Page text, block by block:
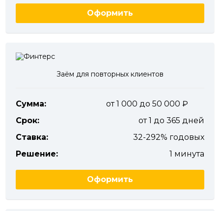
Оформить
Заём для повторных клиентов
Сумма:
от 1 000 до 50 000
Срок:
от 1 до 365 дней
Ставка:
32-292% годовых
Решение:
1 минута
Оформить